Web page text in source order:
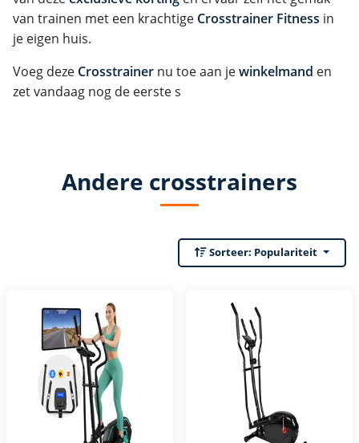
van trainen met een krachtige Crosstrainer Fitness in
je eigen huis.
Voeg deze Crosstrainer nu toe aan jewinkelmand en
zet vandaag nog de eerste s
Andere crosstrainers
Sorteer: Populariteit